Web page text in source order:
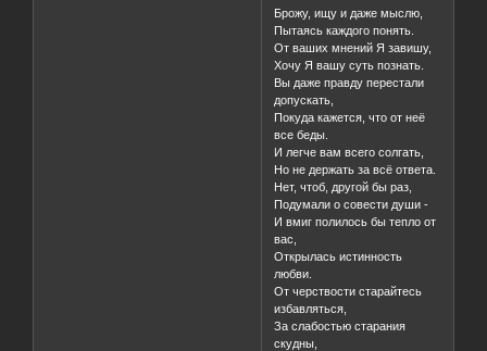
Брожу, ищу и даже мыслю,
Пытаясь каждого понять.
От ваших мнений Я завишу,
Хочу Я вашу суть познать.
Вы даже правду перестали
допускать,
Покуда кажется, что от неё
все беды.
И легче вам всего солгать,
Но не держать за всё ответа.
Нет, чтоб, другой бы раз,
Подумали о совести души -
И вмиг полилось бы тепло от
вас,
Открылась истинность
любви.
От черствости старайтесь
избавляться,
За слабостью старания
скудны,